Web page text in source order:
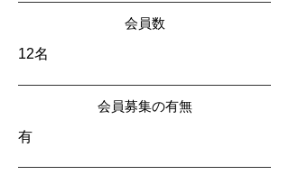
会員数
12名
会員募集の有無
有